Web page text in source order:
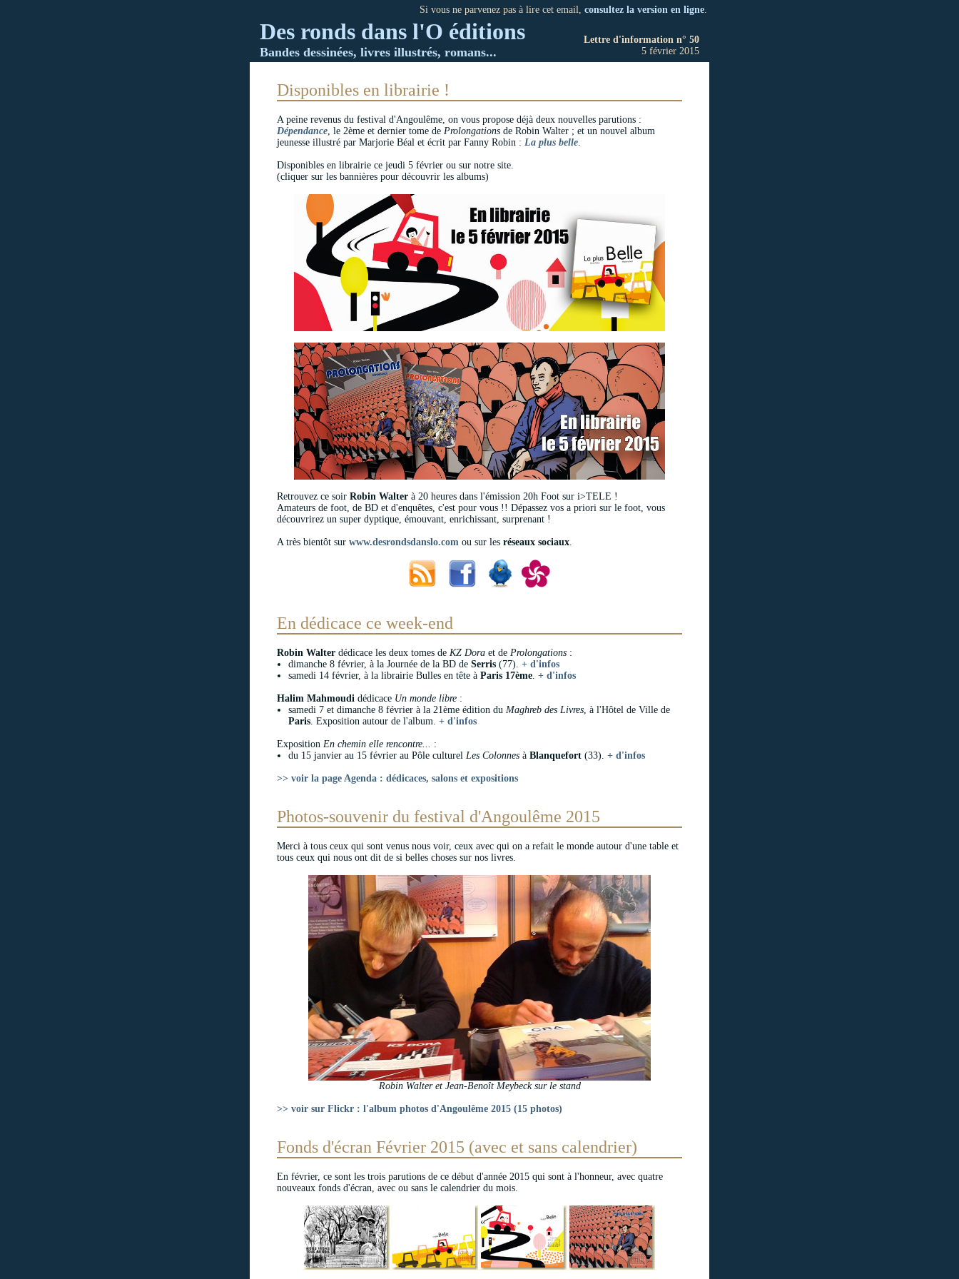
Si vous ne parvenez pas à lire cet email, consultez la version en ligne.
Des ronds dans l'O éditions
Bandes dessinées, livres illustrés, romans...
Lettre d'information n° 50
5 février 2015
Disponibles en librairie !
A peine revenus du festival d'Angoulême, on vous propose déjà deux nouvelles parutions :
Dépendance, le 2ème et dernier tome de Prolongations de Robin Walter ; et un nouvel album
jeunesse illustré par Marjorie Béal et écrit par Fanny Robin : La plus belle.
Disponibles en librairie ce jeudi 5 février ou sur notre site.
(cliquer sur les bannières pour découvrir les albums)
Retrouvez ce soir Robin Walter à 20 heures dans l'émission 20h Foot sur i>TELE !
Amateurs de foot, de BD et d'enquêtes, c'est pour vous !! Dépassez vos a priori sur le foot, vous
découvrirez un super dyptique, émouvant, enrichissant, surprenant !
A très bientôt sur www.desrondsdanslo.com ou sur les réseaux sociaux.
En dédicace ce week-end
Robin Walter dédicace les deux tomes de KZ Dora et de Prolongations :
dimanche 8 février, à la Journée de la BD de Serris (77). + d'infos
samedi 14 février, à la librairie Bulles en tête à Paris 17ème. + d'infos
Halim Mahmoudi dédicace Un monde libre :
samedi 7 et dimanche 8 février à la 21ème édition du Maghreb des Livres, à l'Hôtel de Ville de
Paris. Exposition autour de l'album. + d'infos
Exposition En chemin elle rencontre... :
du 15 janvier au 15 février au Pôle culturel Les Colonnes à Blanquefort (33). + d'infos
>> voir la page Agenda : dédicaces, salons et expositions
Photos-souvenir du festival d'Angoulême 2015
Merci à tous ceux qui sont venus nous voir, ceux avec qui on a refait le monde autour d'une table et
tous ceux qui nous ont dit de si belles choses sur nos livres.
Robin Walter et Jean-Benoît Meybeck sur le stand
>> voir sur Flickr : l'album photos d'Angoulême 2015 (15 photos)
Fonds d'écran Février 2015 (avec et sans calendrier)
En février, ce sont les trois parutions de ce début d'année 2015 qui sont à l'honneur, avec quatre
nouveaux fonds d'écran, avec ou sans le calendrier du mois.